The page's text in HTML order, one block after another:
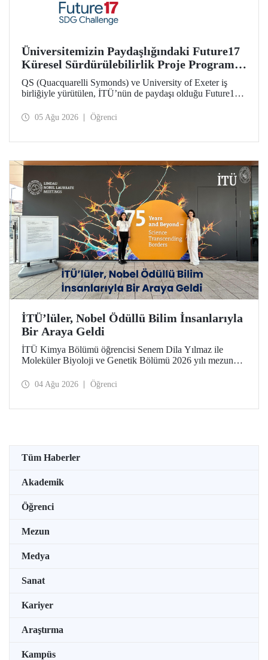
Üniversitemizin Paydaşlığındaki Future17
Küresel Sürdürülebilirlik Proje Programı,
Öğrencilerimizin Başvurularını Bekliyor
QS (Quacquarelli Symonds) ve University of Exeter iş
birliğiyle yürütülen, İTÜ’nün de paydaşı olduğu Future17
öğrenci başvuruları açıldı. Başvurular için son gün 31
05 Ağu 2026 Öğrenci
İTÜ’lüler, Nobel Ödüllü Bilim İnsanlarıyla
Bir Araya Geldi
İTÜ Kimya Bölümü öğrencisi Senem Dila Yılmaz ile
Moleküler Biyoloji ve Genetik Bölümü 2026 yılı mezunu
Etkinliklere Katılım Desteği kapsamında 75’inci Lindau
04 Ağu 2026 Öğrenci
Tüm Haberler
Akademik
Öğrenci
Mezun
Medya
Sanat
Kariyer
Araştırma
Kampüs